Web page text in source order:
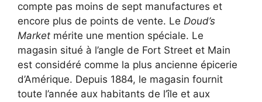
compte pas moins de sept manufactures et
encore plus de points de vente. Le Doud’s
Market mérite une mention spéciale. Le
magasin situé à l’angle de Fort Street et Main
est considéré comme la plus ancienne épicerie
d’Amérique. Depuis 1884, le magasin fournit
toute l’année aux habitants de l’île et aux